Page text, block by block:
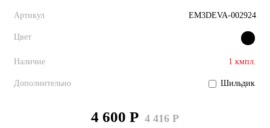
Артикул EM3DEVA-002924
Цвет
Наличие 1 кмпл.
Дополнительно Шильдик
4 600 Р 4 416 Р